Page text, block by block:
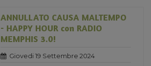
ANNULLATO CAUSA MALTEMPO
- HAPPY HOUR con RADIO
MEMPHIS 3.0!
Giovedi 19 Settembre 2024